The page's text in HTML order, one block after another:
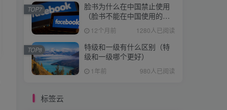
脸书为什么在中国禁止使用
（脸书不能在中国使用的原
12个月前 1280人已阅读
TOP7
特级和一级有什么区别（特
级和一级哪个更好）
1年前 980人已阅读
TOP8
标签云